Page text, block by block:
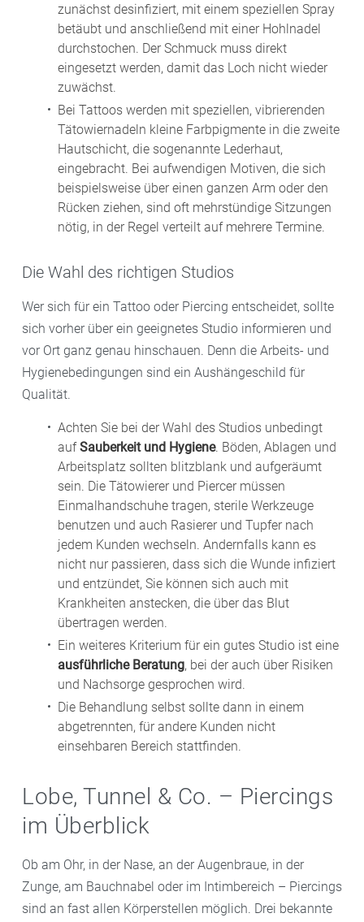
zunächst desinfiziert, mit einem speziellen Spray
betäubt und anschließend mit einer Hohlnadel
durchstochen. Der Schmuck muss direkt
eingesetzt werden, damit das Loch nicht wieder
zuwächst.
Bei Tattoos werden mit speziellen, vibrierenden
Tätowiernadeln kleine Farbpigmente in die zweite
Hautschicht, die sogenannte Lederhaut,
eingebracht. Bei aufwendigen Motiven, die sich
beispielsweise über einen ganzen Arm oder den
Rücken ziehen, sind oft mehrstündige Sitzungen
nötig, in der Regel verteilt auf mehrere Termine.
Die Wahl des richtigen Studios
Wer sich für ein Tattoo oder Piercing entscheidet, sollte
sich vorher über ein geeignetes Studio informieren und
vor Ort ganz genau hinschauen. Denn die Arbeits- und
Hygienebedingungen sind ein Aushängeschild für
Qualität.
Achten Sie bei der Wahl des Studios unbedingt
aufSauberkeit und Hygiene. Böden, Ablagen und
Arbeitsplatz sollten blitzblank und aufgeräumt
sein. Die Tätowierer und Piercer müssen
Einmalhandschuhe tragen, sterile Werkzeuge
benutzen und auch Rasierer und Tupfer nach
jedem Kunden wechseln. Andernfalls kann es
nicht nur passieren, dass sich die Wunde infiziert
und entzündet, Sie können sich auch mit
Krankheiten anstecken, die über das Blut
übertragen werden.
Ein weiteres Kriterium für ein gutes Studio ist eine
ausführliche Beratung, bei der auch über Risiken
und Nachsorge gesprochen wird.
Die Behandlung selbst sollte dann in einem
abgetrennten, für andere Kunden nicht
einsehbaren Bereich stattfinden.
Lobe, Tunnel & Co. – Piercings
im Überblick
Ob am Ohr, in der Nase, an der Augenbraue, in der
Zunge, am Bauchnabel oder im Intimbereich – Piercings
sind an fast allen Körperstellen möglich. Drei bekannte